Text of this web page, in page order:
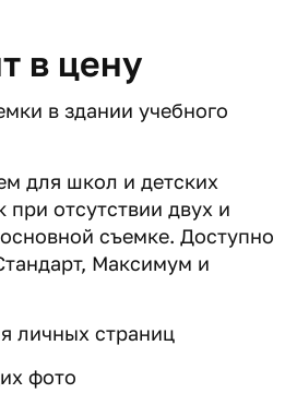
в цену
в здании учебного
для школ и детских
при отсутствии двух и
съемке. Доступно
Максимум и
личных страниц
фото